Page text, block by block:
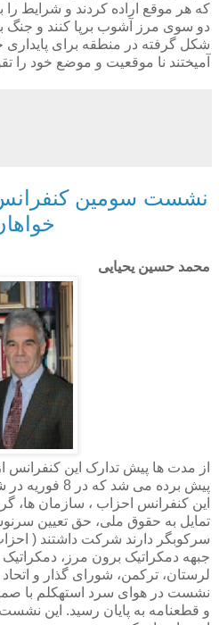
که هر موقع اراده کردند و شرایط
دو سوی مرز آشوب برپا کنند و جنگ
شکل گرفته در منطقه برای پایداری
آمیختند نا موقعیت و موضع خود را
نشست سومین
محمد حسین یحیایی
از مدت ها پیش تدارک این کنفرانس
پیش برده می شد
این کنفرانس احزاب ، سازمان ها،
تمایل به حقوق ملی، حق تعیین
سرکوبگر دارند شرکت داشتند (
جبهه دمکراتیک برون مرز، دمکراتیک
لرستان، ترکمن، شورای گذار و اتحاد
نشست در هوای سرد استهکلم با
و قطعنامه به پایان رسید. این